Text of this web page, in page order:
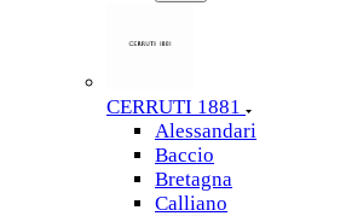
CERRUTI 1881
Alessandari
Baccio
Bretagna
Calliano